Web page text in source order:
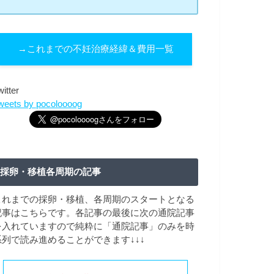
→これまでの不妊治療経緯＆費用一覧
by pocoloooog
採卵・移植各周期の記事
れまでの採卵・移植、各周期のスタートとなる
事はこちらです。各記事の最後に次の通院記事
入れていますので純粋に「通院記事」のみを時
列で読み進めることができます↓↓↓